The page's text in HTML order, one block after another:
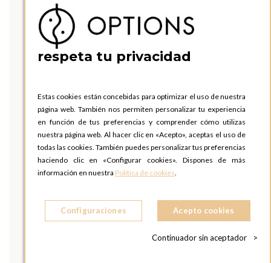
respeta tu privacidad
Estas cookies están concebidas para optimizar el uso de nuestra
página web. También nos permiten personalizar tu experiencia
en función de tus preferencias y comprender cómo utilizas
nuestra página web. Al hacer clic en «Acepto», aceptas el uso de
todas las cookies. También puedes personalizar tus preferencias
haciendo clic en «Configurar cookies». Dispones de más
información en nuestra Política de cookies.
Configuraciones Acepto cookies
Continuador sin aceptador >